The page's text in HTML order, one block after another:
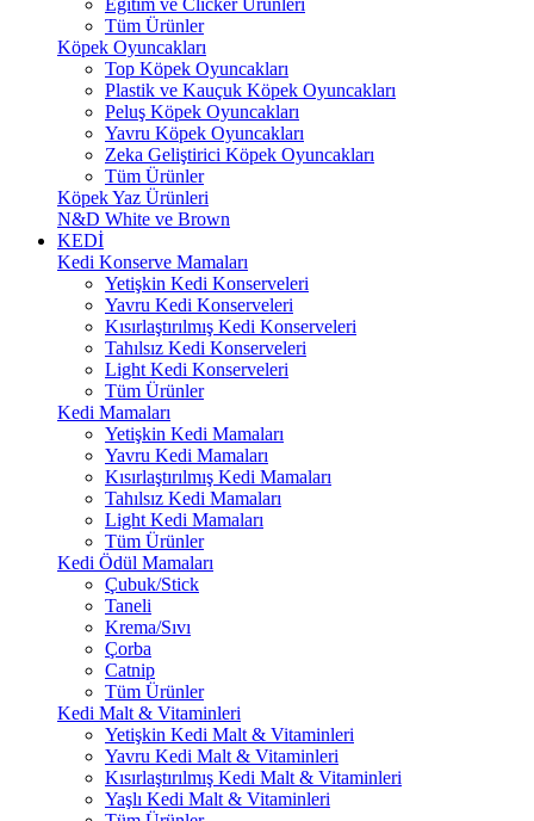
Eğitim ve Clicker Ürünleri
Tüm Ürünler
Köpek Oyuncakları
Top Köpek Oyuncakları
Plastik ve Kauçuk Köpek Oyuncakları
Peluş Köpek Oyuncakları
Yavru Köpek Oyuncakları
Zeka Geliştirici Köpek Oyuncakları
Tüm Ürünler
Köpek Yaz Ürünleri
N&D White ve Brown
KEDİ
Kedi Konserve Mamaları
Yetişkin Kedi Konserveleri
Yavru Kedi Konserveleri
Kısırlaştırılmış Kedi Konserveleri
Tahılsız Kedi Konserveleri
Light Kedi Konserveleri
Tüm Ürünler
Kedi Mamaları
Yetişkin Kedi Mamaları
Yavru Kedi Mamaları
Kısırlaştırılmış Kedi Mamaları
Tahılsız Kedi Mamaları
Light Kedi Mamaları
Tüm Ürünler
Kedi Ödül Mamaları
Çubuk/Stick
Taneli
Krema/Sıvı
Çorba
Catnip
Tüm Ürünler
Kedi Malt & Vitaminleri
Yetişkin Kedi Malt & Vitaminleri
Yavru Kedi Malt & Vitaminleri
Kısırlaştırılmış Kedi Malt & Vitaminleri
Yaşlı Kedi Malt & Vitaminleri